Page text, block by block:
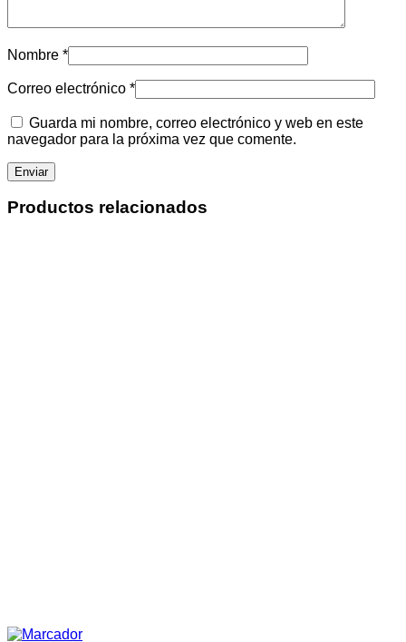
Nombre *
Correo electrónico *
Guarda mi nombre, correo electrónico y web en este
navegador para la próxima vez que comente.
Productos relacionados